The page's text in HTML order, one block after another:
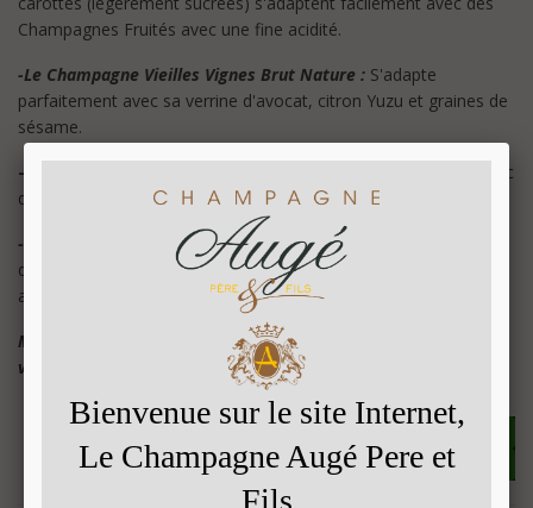
Champagnes Fruités avec une fine acidité.
-Le Champagne Vieilles Vignes Brut Nature : S'adapte
parfaitement avec sa verrine d'avocat, citron Yuzu et graines de
sésame.
-
S'accompagne facilement avec
des lamelles de truffes noires et son pain toasté.
-Mémoire de Vignerons :
Idéal avec son tartare de tomates,
d'olives noires et de basilic afin de faire ressortir la puissance
aromatique de ce vin.
Maintenant, vous savez tout sur les accords mets et vins. A
vous de jouer !!
Autoriser
Facebook est désactivé. Autoriser